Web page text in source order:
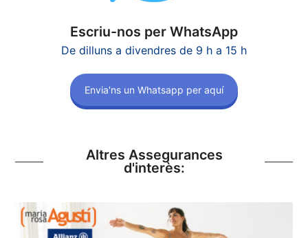
Escriu-nos per WhatsApp
De dilluns a divendres de 9 h a 15 h
Envia'ns un Whatsapp per aquí
Altres Assegurances
d'interès: